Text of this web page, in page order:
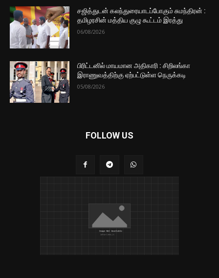
சஜித்துடன் கலந்துரையாடப்போகும் சுமந்திரன் :
தமிழரசின் மத்திய குழு கூட்டம் இரத்து
06/08/2026
பிரிட்டனில் மாயமான அதிகாரி : சிறிலங்கா
இராணுவத்திற்கு ஏற்பட்டுள்ள நெருக்கடி
05/08/2026
FOLLOW US